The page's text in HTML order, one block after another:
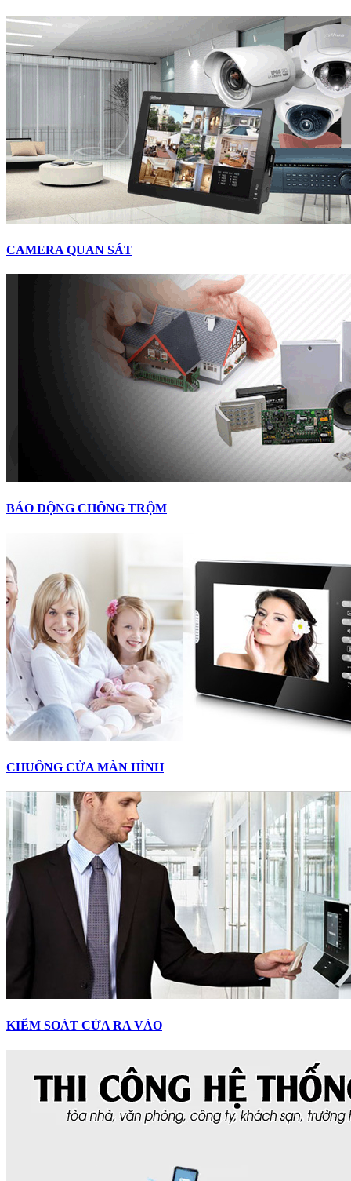
CAMERA QUAN SÁT
BÁO ĐỘNG CHỐNG TRỘM
CHUÔNG CỬA MÀN HÌNH
KIỂM SOÁT CỬA RA VÀO